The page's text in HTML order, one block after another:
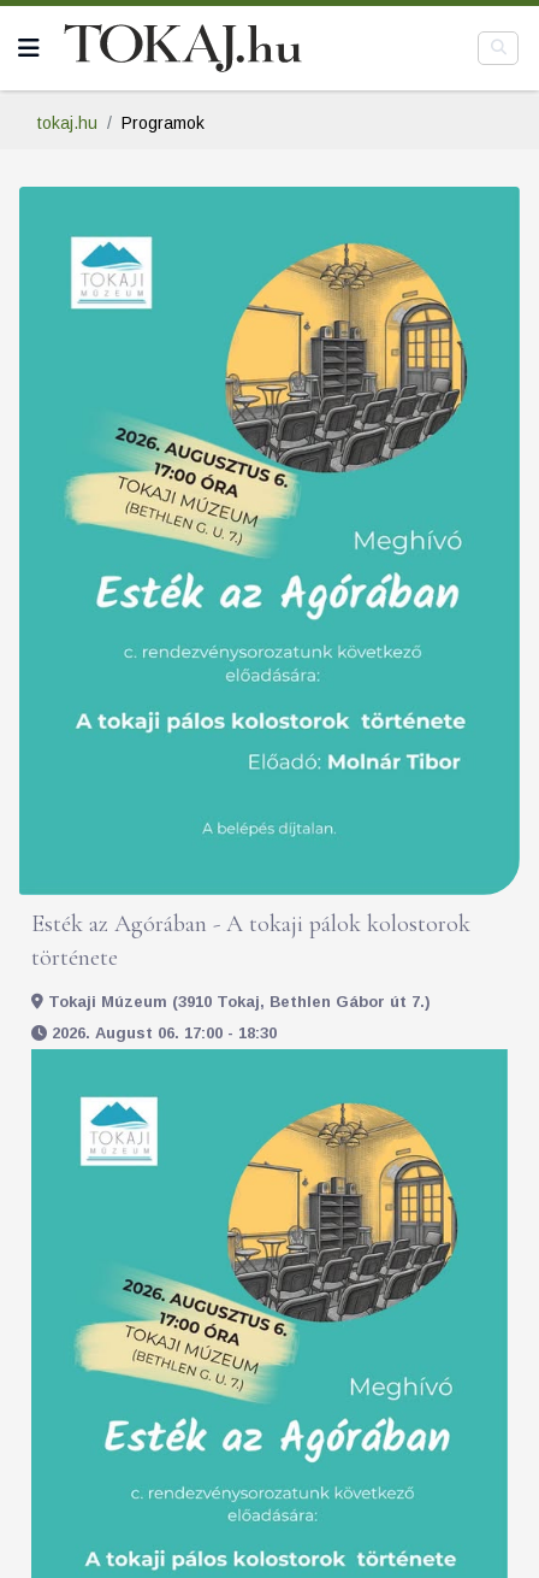
tokaj.hu Programok
Esték az Agórában - A tokaji pálok kolostorok
története
Tokaji Múzeum (3910 Tokaj, Bethlen Gábor út 7.)
2026. August 06. 17:00 - 18:30